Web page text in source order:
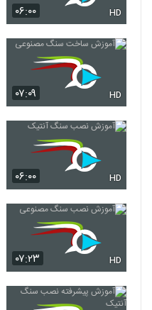
۰۶:۰۰ HD
۰۷:۰۹ HD
۰۶:۰۰ HD
۰۷:۲۳ HD